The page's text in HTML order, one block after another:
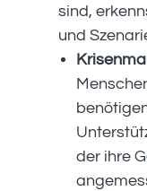
sind,
und
der ihre